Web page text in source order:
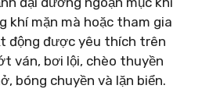
khí mặn mà hoặc tham gia
động được yêu thích trên
ván, bơi lội, chèo thuyền
bóng chuyền và lặn biển.